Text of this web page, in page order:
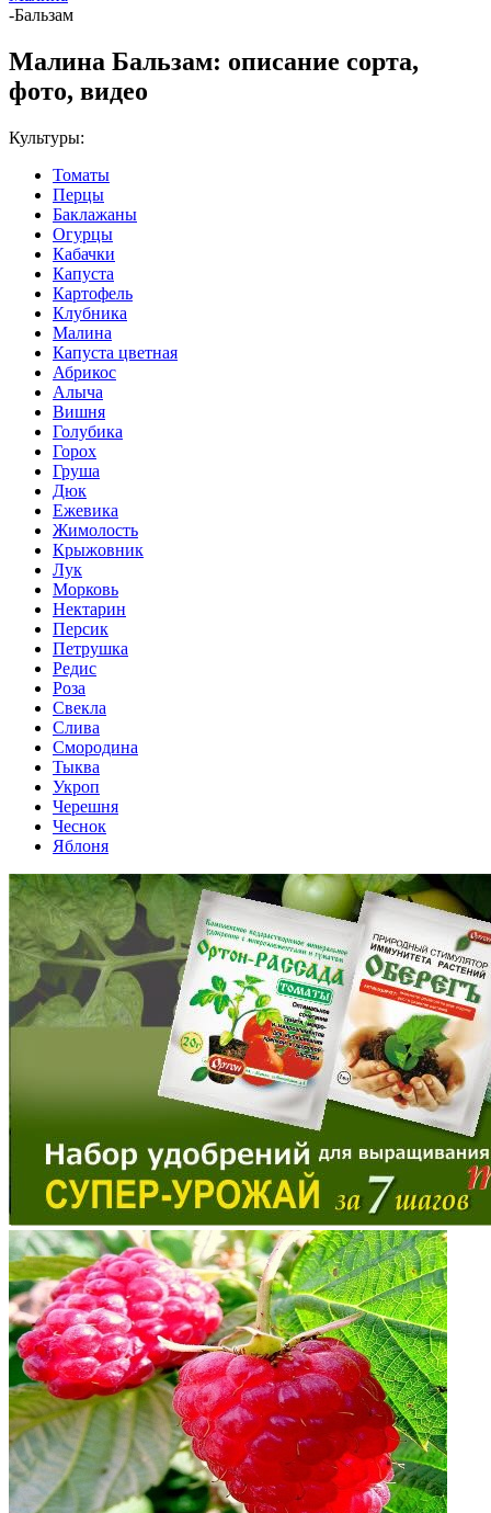
-Бальзам
Малина Бальзам: описание сорта,
фото, видео
Культуры:
Томаты
Перцы
Баклажаны
Огурцы
Кабачки
Капуста
Картофель
Клубника
Малина
Капуста цветная
Абрикос
Алыча
Вишня
Голубика
Горох
Груша
Дюк
Ежевика
Жимолость
Крыжовник
Лук
Морковь
Нектарин
Персик
Петрушка
Редис
Роза
Свекла
Слива
Смородина
Тыква
Укроп
Черешня
Чеснок
Яблоня